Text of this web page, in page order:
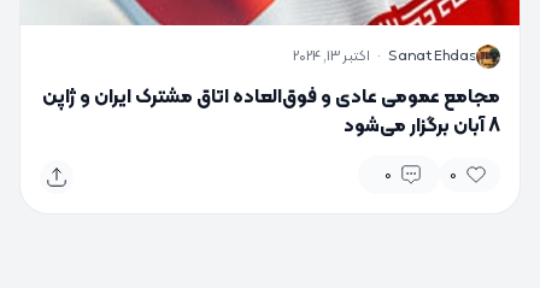
S
Sanat Ehdas
· اکتبر 13, 2024
مجامع عمومی عادی و فوق‌العاده اتاق مشترک ایران و ژاپن
8 آبان برگزار می‌شود
0
0